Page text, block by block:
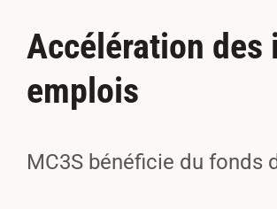
Accélération des
emplois
MC3S bénéficie du fonds